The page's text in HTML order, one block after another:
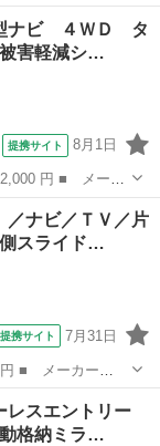
名： Ｊスタイ
シートヒータ
ナビ ４ＷＤ タ
害軽減シ…
提携サイト 8月1日
ド名： ＸＣ ８
減システム 禁
ナビ／ＴＶ／片
スライド…
提携サイト 7月31日
ード名： ＸＳ
イド・ドア／スマ
レスエントリー
格納ミラ…